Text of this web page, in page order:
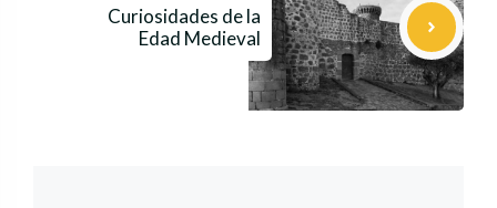
Curiosidades de la
Edad Medieval